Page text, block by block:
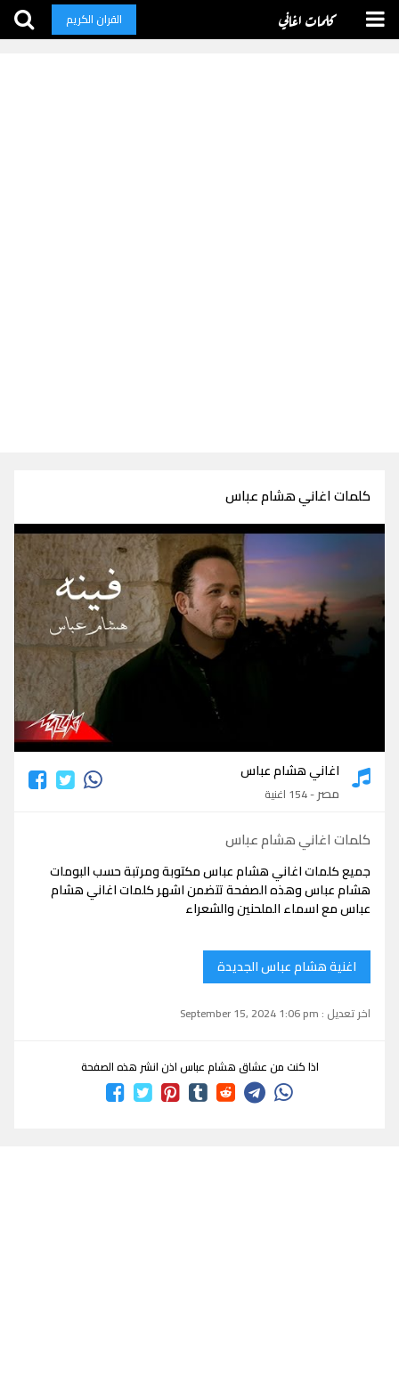
كلمات اغاني القران الكريم
كلمات اغاني هشام عباس
اغاني هشام عباس
مصر- 154 اغنية
كلمات اغاني هشام عباس
جميع كلمات اغاني هشام عباس مكتوبة ومرتبة حسب البومات
هشام عباس وهذه الصفحة تتضمن اشهر كلمات اغاني هشام
عباس مع اسماء الملحنين والشعراء
اغنية هشام عباس الجديدة
اخر تعديل : September 15, 2024 1:06 pm
اذا كنت من عشاق هشام عباس اذن انشر هذه الصفحة